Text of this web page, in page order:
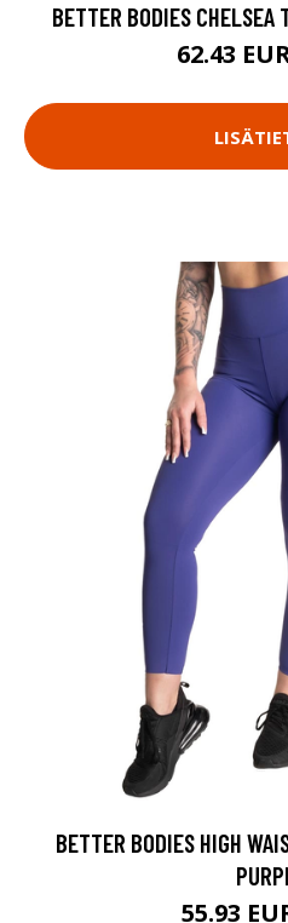
BETTER BODIES CHELSEA
62.43
BETTER BODIES HIGH
55.93